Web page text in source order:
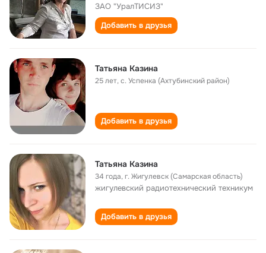
ЗАО "УралТИСИЗ"
Добавить в друзья
Татьяна Казина
25 лет,с. Успенка (Ахтубинский район)
Добавить в друзья
Татьяна Казина
34 года,г. Жигулевск (Самарская область)
жигулевский радиотехнический техникум
Добавить в друзья